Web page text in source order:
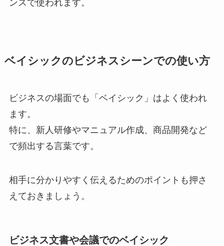
ンスで使われます。
ベイシックのビジネスシーンでの使い方
ビジネスの場面でも「ベイシック」はよく使われ
ます。
特に、新人研修やマニュアル作成、商品開発など
で頻出する言葉です。
相手に分かりやすく伝えるためのポイントも押さ
えておきましょう。
ビジネス文書や会議でのベイシック